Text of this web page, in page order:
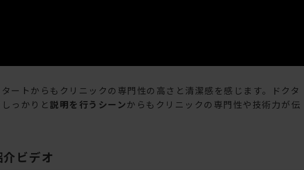
ートからもクリニックの専門性の高さと清潔感を感じます。ドクタ
っかりと説明を行うシーンからもクリニックの専門性や技術力が伝
ビデオ